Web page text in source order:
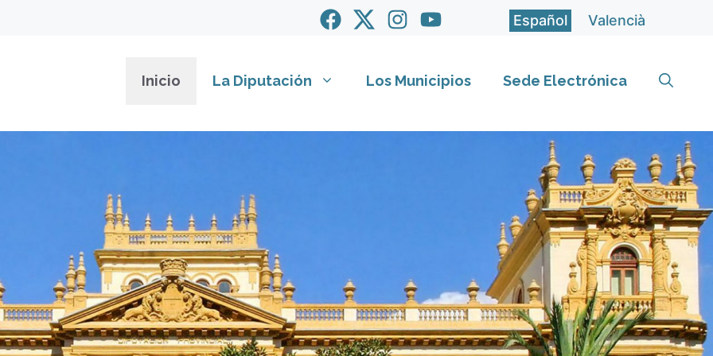
Español Valencià
Inicio La Diputación Los Municipios Sede Electrónica